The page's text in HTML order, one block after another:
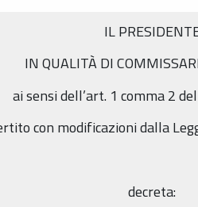
IL
IN QUALITÀ DI
ai sensi dell’art. 1 comma 2
con modificazioni dalla
decreta: